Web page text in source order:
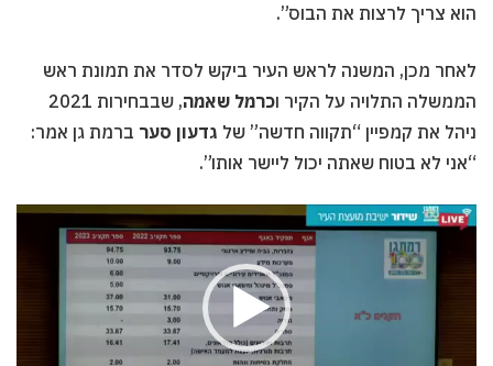
הוא צריך לרצות את הבוס”.
לאחר מכן, המשנה לראש העיר ביקש לסדר את תמונת ראש
הממשלה התלויה על הקיר וכרמל שאמה
, שבבחירות 2021
ניהל את קמפיין “תקווה חדשה” של גדעון סער ברמת גן אמר:
“אני לא בטוח שאתה יכול ליישר אותו”.
Video
oynatıcı